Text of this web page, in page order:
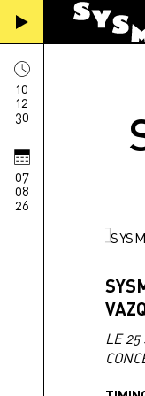
10
12
30
07
08
26
LE 25